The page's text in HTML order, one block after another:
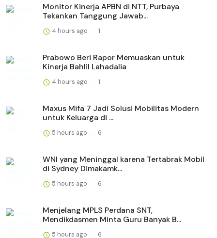
Monitor Kinerja APBN di NTT, Purbaya
Tekankan Tanggung Jawab...
4 hours ago 1
Prabowo Beri Rapor Memuaskan untuk
Kinerja Bahlil Lahadalia
4 hours ago 1
Maxus Mifa 7 Jadi Solusi Mobilitas Modern
untuk Keluarga di ...
5 hours ago 6
WNI yang Meninggal karena Tertabrak Mobil
di Sydney Dimakamk...
5 hours ago 6
Menjelang MPLS Perdana SNT,
Mendikdasmen Minta Guru Banyak B...
5 hours ago 6